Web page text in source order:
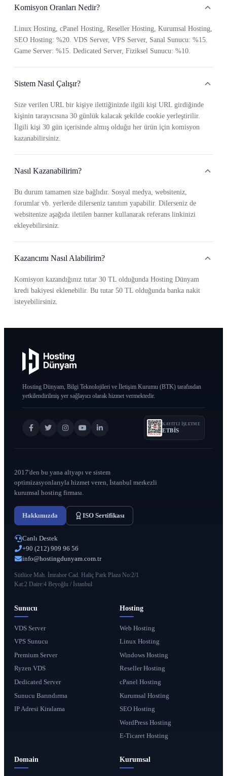
Komisyon Oranları Nedir?
Linux Hosting, cPanel Hosting, Reseller Hosting, Kurumsal Hosting,
SEO Hosting: %20. VDS Server, VPS Server, Sanal Sunucu: %15.
Game Server: %15. Dedicated Server, Fiziksel Sunucu: %10.
Sistem Nasıl Çalışır?
Size verilen URL bir kişiye ilettiğinizde ilgili kişi URL girdiğinde
kişinin tarayıcısına 30 günlük kalacak şekilde cookie yerleştirilir.
İlgili kişi 30 gün içerisinde almış olduğu her ürün için komisyon
kazanabilirsiniz.
Nasıl Kazanabilirim?
Bu durum tamamen size bağlıdır. Sosyal medya, websiteniz,
forumlar vb. yerlerde dilerseniz tanıtım yapabilir. Dilerseniz de
websitenize aşağıda iletilen banner kullanarak referans linkinizi
ekleyebilirsiniz.
Kazancımı Nasıl Alabilirim?
Komisyon kazandığınız tutar 30 TL olduğunda Hosting Dünyam
kredi bakiyesi eklenebilir. Bu tutar 50 TL olduğunda banka nakit
isteyebilirsiniz.
Hosting Dünyam, Bilgi Teknolojileri ve İletişim Kurumu (BTK) tarafından
yetkilendirilmiş yer sağlayıcı olarak hizmet vermektedir.
KAYITLI IŞLETME
ETBİS
2017'den bu yana altyapı ve sistem
optimizasyonlarıyla hizmet veren, İstanbul merkezli
kurumsal hosting firması.
Hakkımızda ISO Sertifikası
Canlı Destek
+90 (212) 909 96 56
info@hostingdunyam.com.tr
Sütlüce Mah. İmrahor Cad. Haliç Park Plaza No:2/1
Kat:2 Daire:4 Beyoğlu / İstanbul
Sunucu
VDS Server
VPS Sunucu
Premium Server
Ryzen VDS
Dedicated Server
Sunucu Barındırma
IP Adresi Kiralama
Hosting
Web Hosting
Linux Hosting
Windows Hosting
Reseller Hosting
cPanel Hosting
Kurumsal Hosting
SEO Hosting
WordPress Hosting
E-Ticaret Hosting
Domain Kurumsal